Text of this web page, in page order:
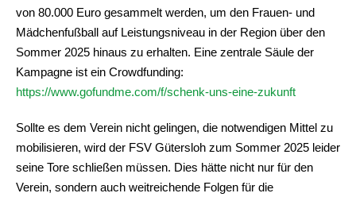
von 80.000 Euro gesammelt werden, um den Frauen- und
Mädchenfußball auf Leistungsniveau in der Region über den
Sommer 2025 hinaus zu erhalten. Eine zentrale Säule der
Kampagne ist ein Crowdfunding:
https://www.gofundme.com/f/schenk-uns-eine-zukunft
Sollte es dem Verein nicht gelingen, die notwendigen Mittel zu
mobilisieren, wird der FSV Gütersloh zum Sommer 2025 leider
seine Tore schließen müssen. Dies hätte nicht nur für den
Verein, sondern auch weitreichende Folgen für die